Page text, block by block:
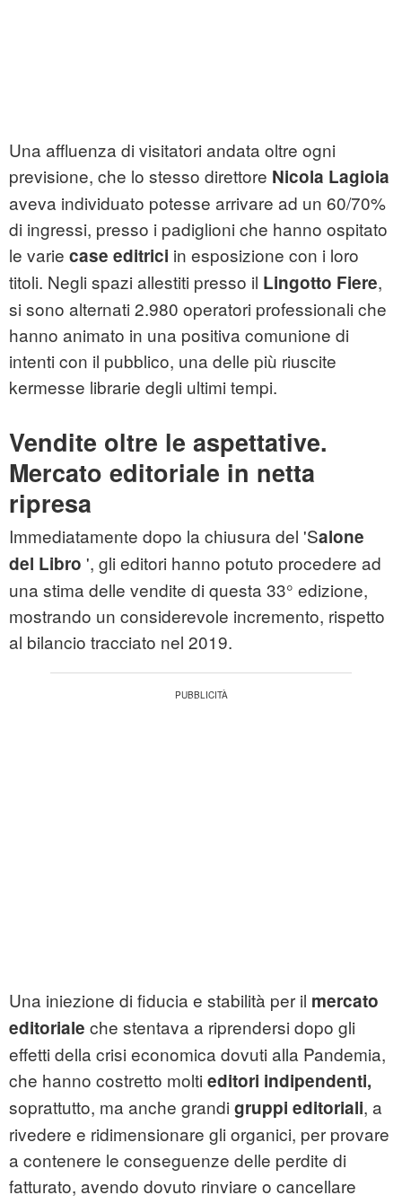
Una affluenza di visitatori andata oltre ogni
previsione, che lo stesso direttore Nicola Lagioia
aveva individuato potesse arrivare ad un 60/70%
di ingressi, presso i padiglioni che hanno ospitato
le varie case editrici in esposizione con i loro
titoli. Negli spazi allestiti presso il Lingotto Fiere,
si sono alternati 2.980 operatori professionali che
hanno animato in una positiva comunione di
intenti con il pubblico, una delle più riuscite
kermesse librarie degli ultimi tempi.
Vendite oltre le aspettative.
Mercato editoriale in netta
ripresa
Immediatamente dopo la chiusura del 'Salone
del Libro ', gli editori hanno potuto procedere ad
una stima delle vendite di questa 33° edizione,
mostrando un considerevole incremento, rispetto
al bilancio tracciato nel 2019.
Una iniezione di fiducia e stabilità per il mercato
editoriale che stentava a riprendersi dopo gli
effetti della crisi economica dovuti alla Pandemia,
che hanno costretto molti editori indipendenti,
soprattutto, ma anche grandi gruppi editoriali, a
rivedere e ridimensionare gli organici, per provare
a contenere le conseguenze delle perdite di
fatturato, avendo dovuto rinviare o cancellare